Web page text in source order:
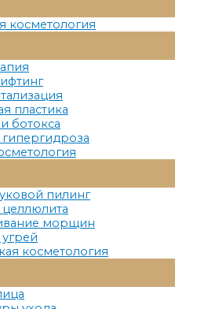
Меню
косметология
Меню
пластика
ботокса
Меню
пилинг
морщин
косметология
Меню